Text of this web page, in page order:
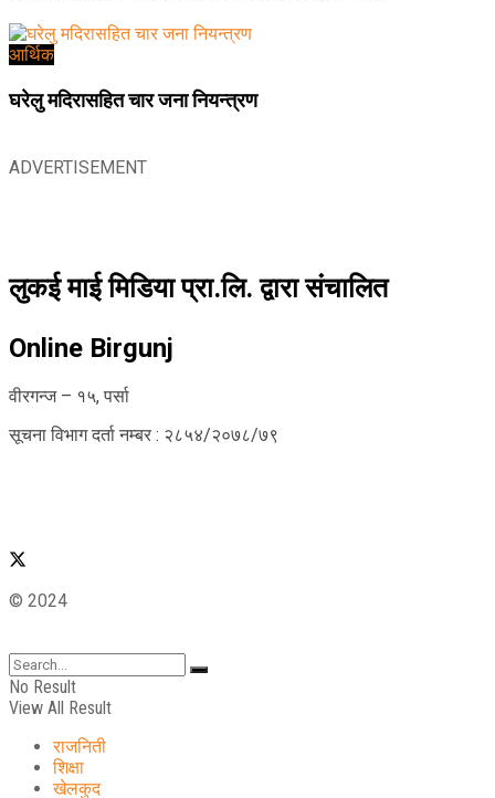
आर्थिक
घरेलु मदिरासहित चार जना नियन्त्रण
ADVERTISEMENT
लुकई माई मिडिया प्रा.लि. द्वारा संचालित
Online Birgunj
वीरगन्ज – १५, पर्सा
सूचना विभाग दर्ता नम्बर : २८५४/२०७८/७९
© 2024
No Result
View All Result
राजनिती
शिक्षा
खेलकुद